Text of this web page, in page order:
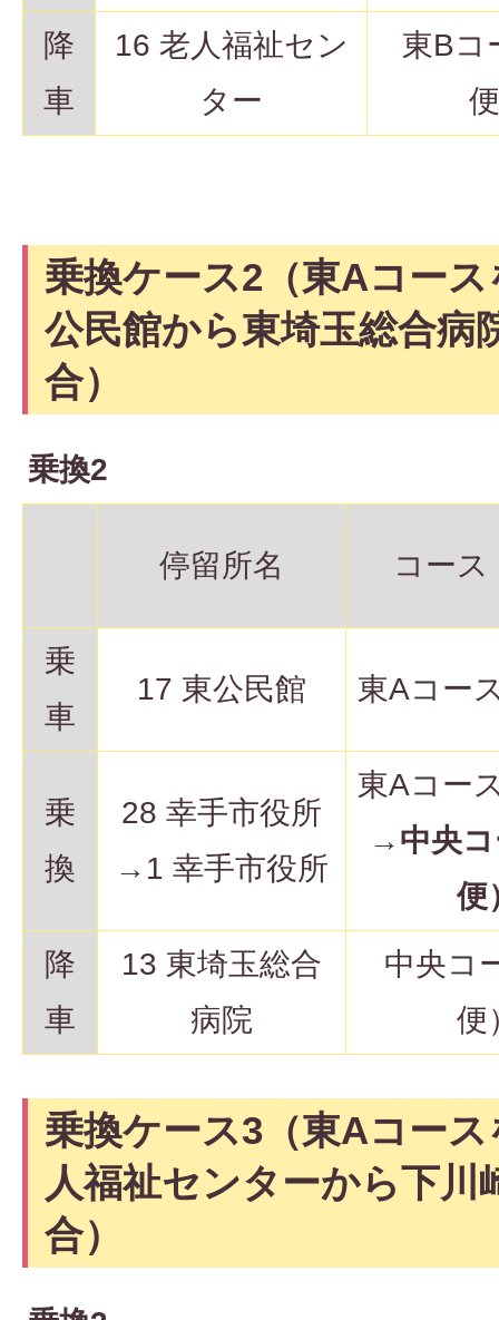
降
車
16 老人福祉セン
ター
東Bコ
乗換ケース2（東Aコー
公民館から東埼玉総合病
合）
乗換2
停留所名 コース
乗
車
17 東公民館 東Aコー
乗
換
28 幸手市役所
→1 幸手市役所
東Aコー
→中央
便
降
車
13 東埼玉総合
病院
中央コ
便
乗換ケース3（東Aコー
人福祉センターから下川
合）